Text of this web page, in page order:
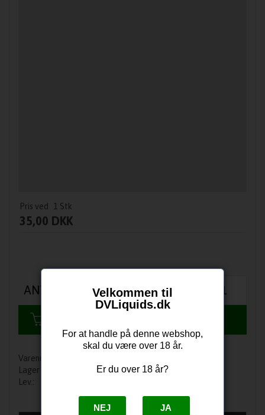
Pris ved 1 Stk
35,00 DKK
ANTAL
På lager
Velkommen til
DVLiquids.dk
For at handle på denne webshop,
skal du være over 18 år.
Er du over 18 år?
NEJ JA